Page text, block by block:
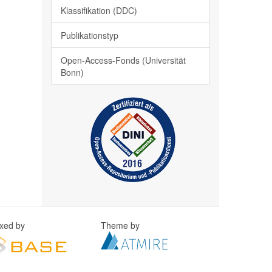
Klassifikation (DDC)
Publikationstyp
Open-Access-Fonds (Universität
Bonn)
by Theme by